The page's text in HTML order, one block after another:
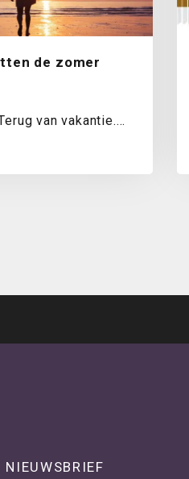
de zomer
van vakantie.
de was